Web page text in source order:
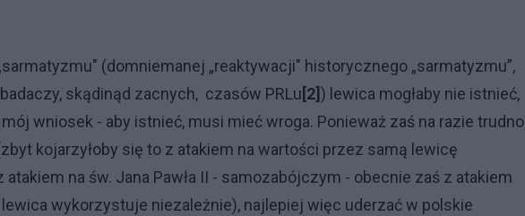
(domniemanej „reaktywacji" historycznego „sarmatyzmu”,
skądinąd zacnych, czasów PRLu[2]) lewica mogłaby nie istnieć,
wniosek - aby istnieć, musi mieć wroga. Ponieważ zaś na razie trudno
kojarzyłoby się to z atakiem na wartości przez samą lewicę
na św. Jana Pawła II - samozabójczym - obecnie zaś z atakiem
wykorzystuje niezależnie), najlepiej więc uderzać w polskie